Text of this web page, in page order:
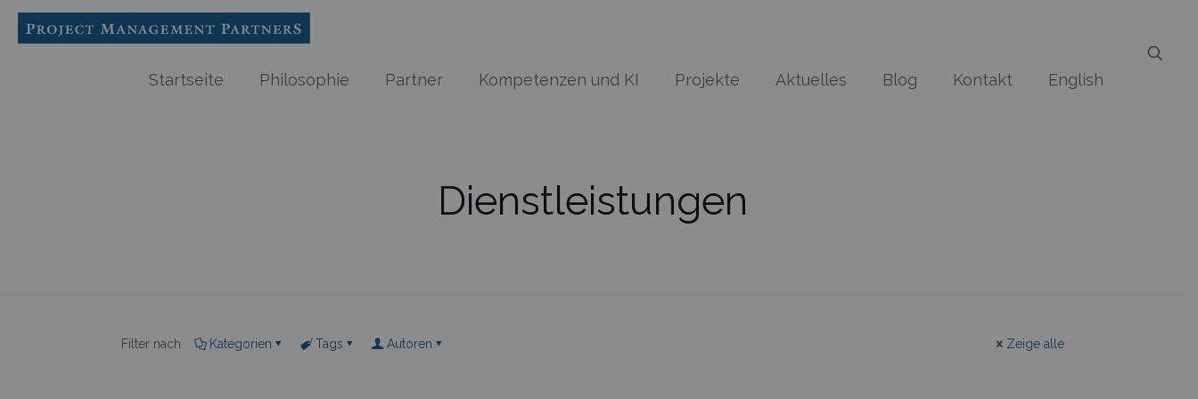
Startseite Philosophie Partner Kompetenzen und KI Projekte Aktuelles Blog Kontakt English
Dienstleistungen
Filter nach Kategorien Tags Autoren Zeige alle